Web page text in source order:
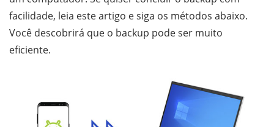
facilidade, leia este artigo e siga os métodos abaixo.
Você descobrirá que o backup pode ser muito
eficiente.